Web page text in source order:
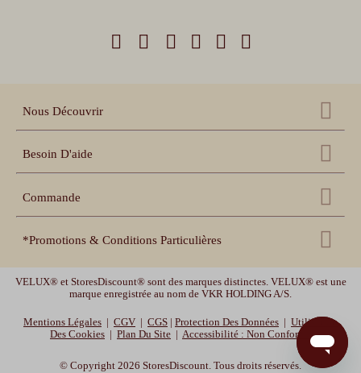
Nous Découvrir
Accessoires
Espace pro revendeur
Espace collectivités
Besoin D'aide
Vidéos de pose
Commande
Délais de livraison et garanties
*Promotions & Conditions Particulières
MOTOR10-10% sur les volets roulants, les stores enrouleurs et les stores bateaux
avec le code promotionnel MOTOR10. Offre valable jusqu'au 12/08/2026 -10h.
moustiquaires. Offre valable jusqu'au 26/08/2026 - 10h.
VELUX® et StoresDiscount® sont des marques distinctes. VELUX® est une
marque enregistrée au nom de VKR HOLDING A/S.
Mentions Légales | CGV | CGS | Protection Des Données | Utilisation
Des Cookies | Plan Du Site | Accessibilité : Non Conforme
© Copyright 2026 StoresDiscount. Tous droits réservés.